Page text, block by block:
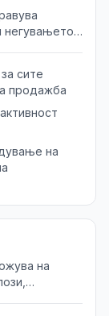
негувањето
сите
продажба
на
на